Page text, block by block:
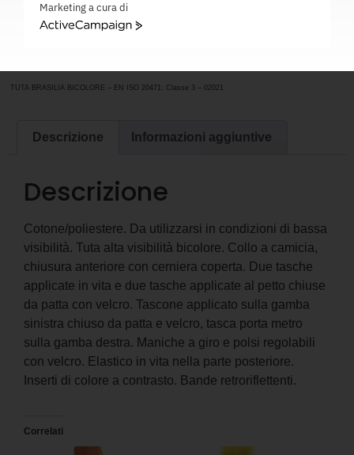
TUTA BRASILIA BICOLORE
TUTA BRASILIA BICOLORE – EN ISO 20471: Classe 3 – 02021
Descrizione Informazioni aggiuntive
Descrizione
Cotone/poliestere. Da utilizzarsi in condizioni di bassa
visibilità. Tuta alta visibilità bicolore. Collo a camicia,
chiusura anteriore con cerniera coperta. Due tasche
applicate in vita e due tasche applicate al petto chiuse
da patta con velcro. Tascone applicato sulla gamba
sinistra chiuso da patta e velcro, tasca porta metro
sulla gamba destra. Maniche a giro e polsi regolabili
con velcro. Elastico in vita nella parte posteriore.
Inserti di colore a contrasto. Bande retroriflettenti.
Correlati
Marketing a cura di
ActiveCampaign